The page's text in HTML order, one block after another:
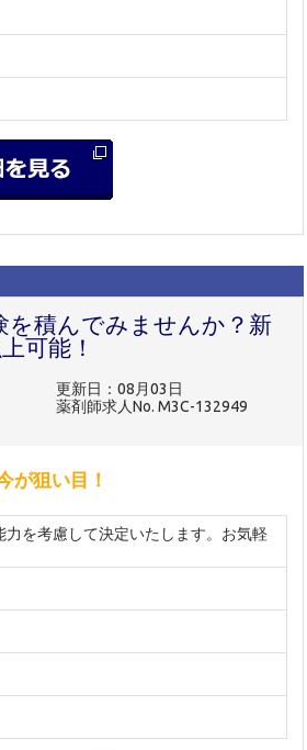
積んでみませんか？新
可能！
更新日：08月03日
薬剤師求人No. M3C-132949
が狙い目！
を考慮して決定いたします。お気軽